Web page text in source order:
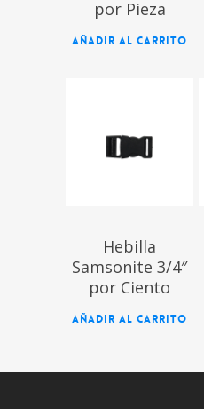
por Pieza
AÑADIR AL CARRITO
Hebilla
Samsonite 3/4″
por Ciento
AÑADIR AL CARRITO